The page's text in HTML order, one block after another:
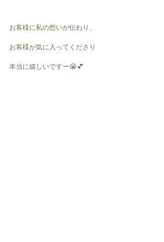
お客様に私の想いが伝わり、
お客様が気に入ってくださり
本当に嬉しいですー😭💕